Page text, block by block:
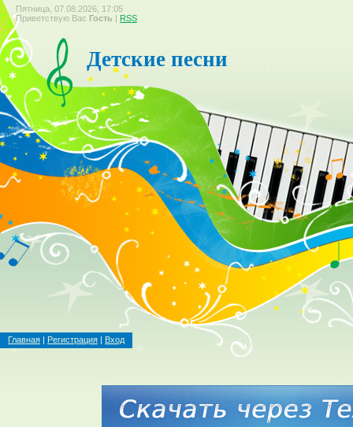
Пятница, 07.08.2026, 17:05
Приветствую Вас Гость | RSS
Детские песни
Главная | Регистрация | Вход